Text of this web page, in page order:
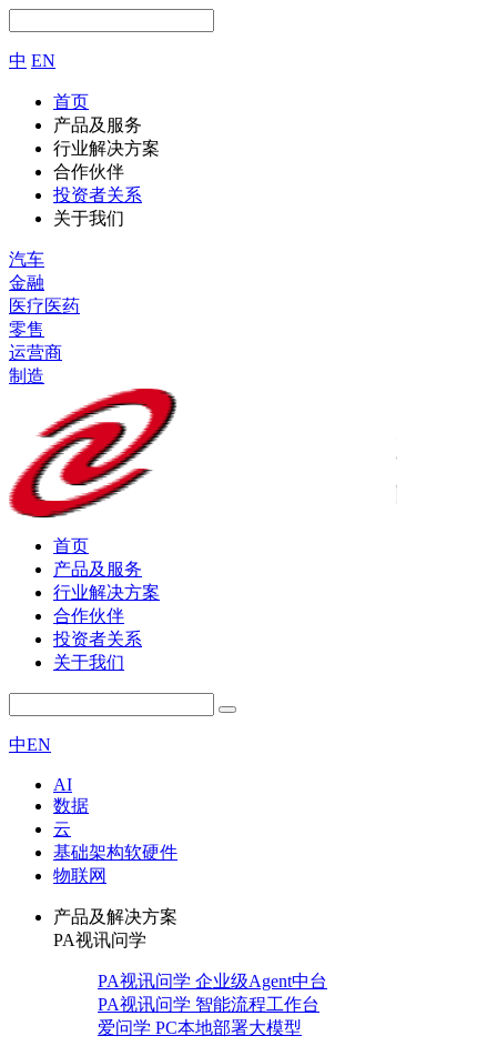
中 EN
首页
产品及服务
行业解决方案
合作伙伴
投资者关系
关于我们
汽车
金融
医疗医药
零售
运营商
制造
首页
产品及服务
行业解决方案
合作伙伴
投资者关系
关于我们
中EN
AI
数据
云
基础架构软硬件
物联网
产品及解决方案
PA视讯问学
PA视讯问学 企业级Agent中台
PA视讯问学 智能流程工作台
爱问学 PC本地部署大模型